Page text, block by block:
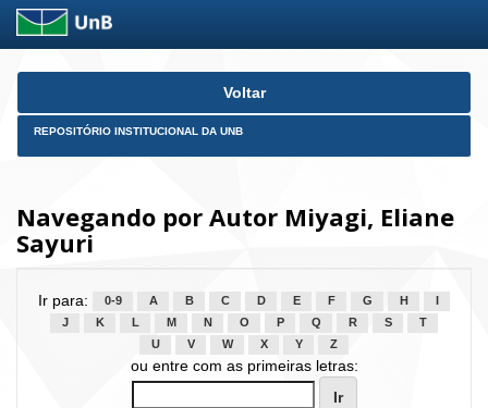
Skip
Voltar
REPOSITÓRIO INSTITUCIONAL DA UNB
Navegando por Autor Miyagi, Eliane
Sayuri
Ir para: 0-9 A B C D E F G H
J
K L M N O P Q R S
T
U
V W X Y Z
ou entre com as primeiras letras: